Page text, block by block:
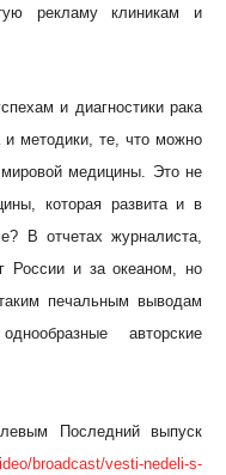
рекламу клиникам и
и диагностики рака
и методики, те, что можно
медицины. Это не
которая развита и в
В отчетах журналиста,
России и за океаном, но
печальным выводам
авторские
Последний выпуск
broadcast/vesti-nedeli-s-